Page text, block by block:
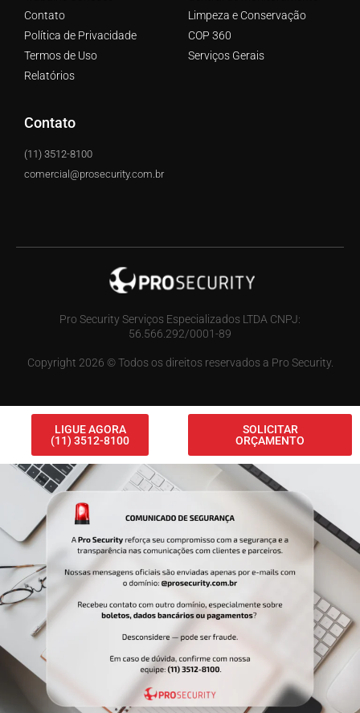
Contato
Política de Privacidade
Termos de Uso
Relatórios
Limpeza e Conservação
COP 360
Serviços Gerais
Contato
(11) 3512-8100
comercial@prosecurity.com.br
Pro Security Serviços Especializados LTDA CNPJ:
56.566.292/0001-89
Copyright 2026 © Todos os direitos reservados a Pro Security.
LIGUE AGORA
(11) 3512-8100
SOLICITAR
ORÇAMENTO